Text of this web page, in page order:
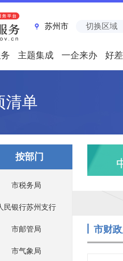
苏州市 切换区域
主题集成 一企来办 好
清单
按部门
市税务局
民银行苏州支行
市邮管局
市气象局
市财